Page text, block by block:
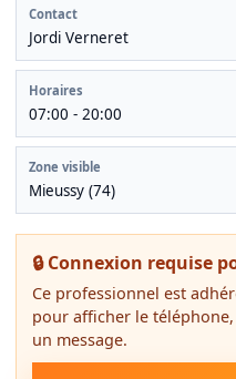
Contact
Jordi Verneret
Horaires
07:00 - 20:00
Zone visible
Mieussy (74)
🔒 Connexion requise
Ce professionnel est
pour afficher le téléphone,
un message.